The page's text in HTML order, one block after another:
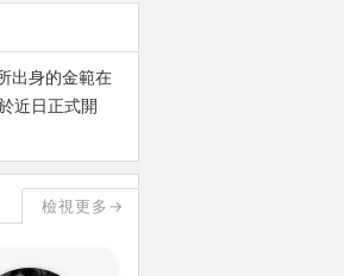
出身的金範在
近日正式開
檢視更多→